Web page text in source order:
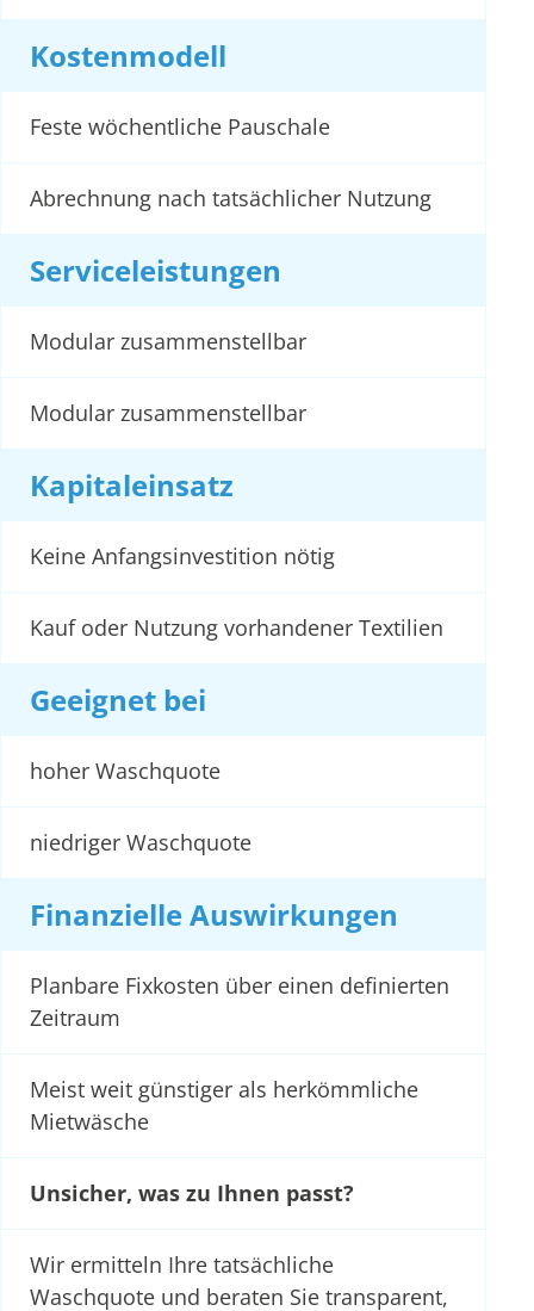
Kostenmodell
Feste wöchentliche Pauschale
Abrechnung nach tatsächlicher Nutzung
Serviceleistungen
Modular zusammenstellbar
Modular zusammenstellbar
Kapitaleinsatz
Keine Anfangsinvestition nötig
Kauf oder Nutzung vorhandener Textilien
Geeignet bei
hoher Waschquote
niedriger Waschquote
Finanzielle Auswirkungen
Planbare Fixkosten über einen definierten
Zeitraum
Meist weit günstiger als herkömmliche
Mietwäsche
Unsicher, was zu Ihnen passt?
Wir ermitteln Ihre tatsächliche
Waschquote und beraten Sie transparent,